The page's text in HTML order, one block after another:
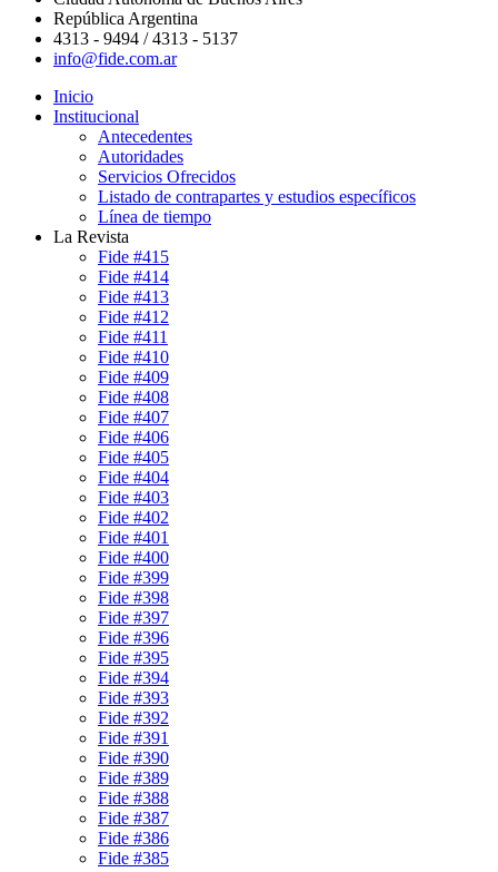
República Argentina
4313 - 9494 / 4313 - 5137
info@fide.com.ar
Inicio
Institucional
Antecedentes
Autoridades
Servicios Ofrecidos
Listado de contrapartes y estudios específicos
Línea de tiempo
La Revista
Fide #415
Fide #414
Fide #413
Fide #412
Fide #411
Fide #410
Fide #409
Fide #408
Fide #407
Fide #406
Fide #405
Fide #404
Fide #403
Fide #402
Fide #401
Fide #400
Fide #399
Fide #398
Fide #397
Fide #396
Fide #395
Fide #394
Fide #393
Fide #392
Fide #391
Fide #390
Fide #389
Fide #388
Fide #387
Fide #386
Fide #385